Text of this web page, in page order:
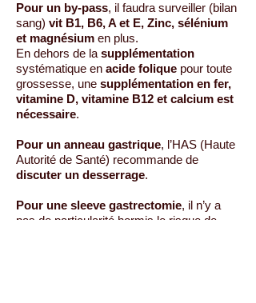
Pour un by-pass, il faudra surveiller (bilan
sang) vit B1, B6, A et E, Zinc, sélénium
et magnésium en plus.
En dehors de la supplémentation
systématique en acide folique pour toute
grossesse, une supplémentation en fer,
vitamine D, vitamine B12 et calcium est
nécessaire.
Pour un anneau gastrique, l’HAS (Haute
Autorité de Santé) recommande de
discuter un desserrage.
Pour une sleeve gastrectomie, il n’y a
pas de particularité hormis le risque de